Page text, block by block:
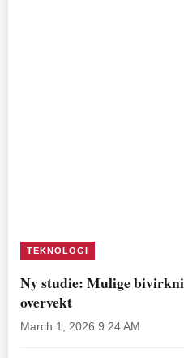
TEKNOLOGI
Ny studie: Mulige
overvekt
March 1, 2026 9:24 AM